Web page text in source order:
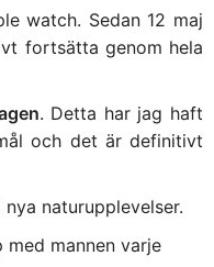
watch. Sedan 12 maj
fortsätta genom hela
. Detta har jag haft
och det är definitivt
naturupplevelser.
med mannen varje